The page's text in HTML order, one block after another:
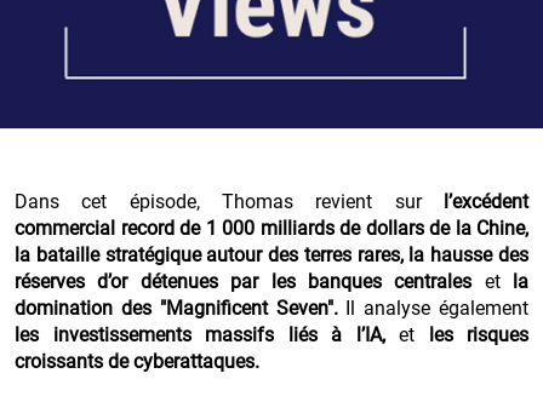
Dans cet épisode, Thomas revient sur l’excédent
commercial record de 1 000 milliards de dollars de la Chine,
la bataille stratégique autour des terres rares, la hausse des
réserves d’or détenues par les banques centrales et la
domination des "Magnificent Seven". Il analyse également
les investissements massifs liés à l’IA,et les risques
croissants de cyberattaques.